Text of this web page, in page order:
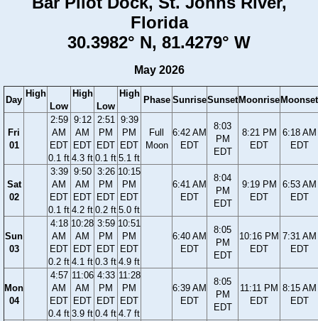
Florida
30.3982° N, 81.4279° W
May 2026
Day
High
Low
High
Low
High
Phase SunriseSunset Moonrise Moonset
Fri
01
2:59
AM
EDT
0.1 ft
9:12
AM
EDT
4.3 ft
2:51
PM
EDT
0.1 ft
9:39
PM
EDT
5.1 ft
Full
Moon
6:42 AM
EDT
8:03
PM
EDT
8:21 PM
EDT
6:18 AM
EDT
Sat
02
3:39
AM
EDT
0.1 ft
9:50
AM
EDT
4.2 ft
3:26
PM
EDT
0.2 ft
10:15
PM
EDT
5.0 ft
6:41 AM
EDT
8:04
PM
EDT
9:19 PM
EDT
6:53 AM
EDT
Sun
03
4:18
AM
EDT
0.2 ft
10:28
AM
EDT
4.1 ft
3:59
PM
EDT
0.3 ft
10:51
PM
EDT
4.9 ft
6:40 AM
EDT
8:05
PM
EDT
10:16 PM
EDT
7:31 AM
EDT
Mon
04
4:57
AM
EDT
0.4 ft
11:06
AM
EDT
3.9 ft
4:33
PM
EDT
0.4 ft
11:28
PM
EDT
4.7 ft
6:39 AM
EDT
8:05
PM
EDT
11:11 PM
EDT
8:15 AM
EDT